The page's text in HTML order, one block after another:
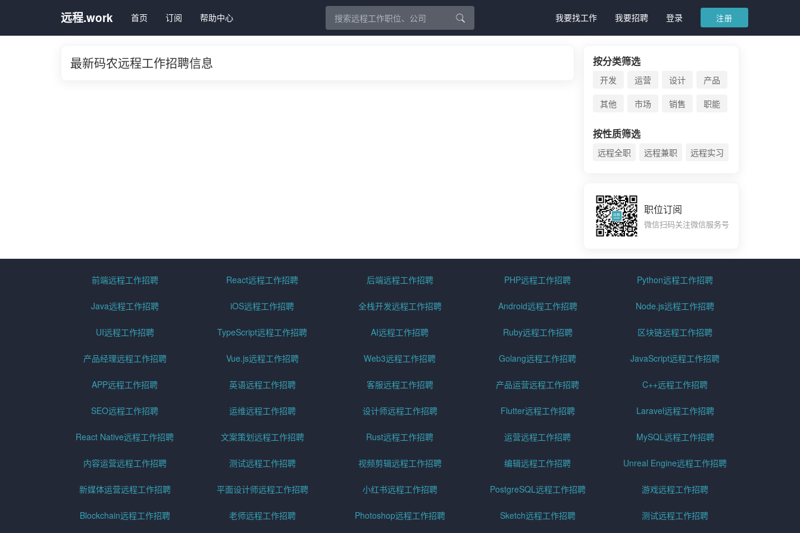
远程.work 首页 订阅 帮助中心 我要找工作 我要招聘 登录 注册
最新码农远程工作招聘信息 按分类筛选
开发 运营 设计
产品
其他
市场 销售 职能
按性质筛选
远程全职 远程兼职 远程实习
职位订阅
微信扫码关注微信服务号
前端远程工作招聘 React远程工作招聘 后端远程工作招聘 PHP远程工作招聘 Python远程工作招聘
Java远程工作招聘 iOS远程工作招聘 全栈开发远程工作招聘 Android远程工作招聘 Node.js远程工作招聘
UI远程工作招聘 TypeScript远程工作招聘 AI远程工作招聘 Ruby远程工作招聘 区块链远程工作招聘
产品经理远程工作招聘 Vue.js远程工作招聘 Web3远程工作招聘 Golang远程工作招聘 JavaScript远程工作招聘
APP远程工作招聘 英语远程工作招聘 客服远程工作招聘 产品运营远程工作招聘 C++远程工作招聘
SEO远程工作招聘 运维远程工作招聘 设计师远程工作招聘 Flutter远程工作招聘 Laravel远程工作招聘
React Native远程工作招聘 文案策划远程工作招聘 Rust远程工作招聘 运营远程工作招聘 MySQL远程工作招聘
内容运营远程工作招聘 测试远程工作招聘 视频剪辑远程工作招聘 编辑远程工作招聘 Unreal Engine远程工作招聘
新媒体运营远程工作招聘 平面设计师远程工作招聘 小红书远程工作招聘 PostgreSQL远程工作招聘 游戏远程工作招聘
Blockchain远程工作招聘 老师远程工作招聘 Photoshop远程工作招聘 Sketch远程工作招聘 测试远程工作招聘